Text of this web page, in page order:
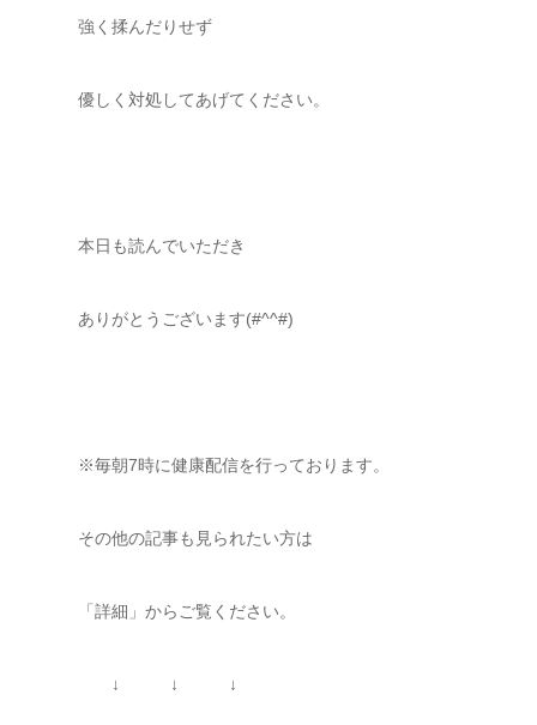
強く揉んだりせず
優しく対処してあげてください。
本日も読んでいただき
ありがとうございます(#^^#)
※毎朝7時に健康配信を行っております。
その他の記事も見られたい方は
「詳細」からご覧ください。
↓ ↓ ↓